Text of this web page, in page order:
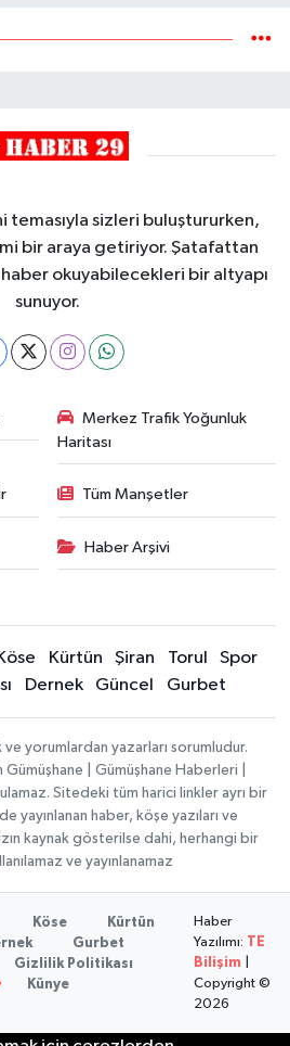
sizleri buluştururken,
bir araya getiriyor. Şatafattan
haber okuyabilecekleri bir altyapı
sunuyor.
Merkez Trafik Yoğunluk
Haritası
Tüm Manşetler
Haber Arşivi
Kürtün Şiran Torul
Spor
Dernek Güncel Gurbet
ve yorumlardan yazarları sorumludur.
Gümüşhane | Gümüşhane Haberleri |
Sitedeki tüm harici linkler ayrı bir
yayınlanan haber, köşe yazıları ve
kaynak gösterilse dahi, herhangi bir
ve yayınlanamaz
Köse
Kürtün
Gurbet
Gizlilik Politikası
Künye
Haber
Yazılımı: TE
Bilişim
Copyright ©
2026